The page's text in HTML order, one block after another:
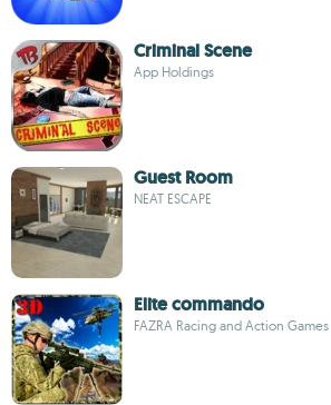
Criminal Scene
App Holdings
Guest Room
NEAT ESCAPE
Elite commando
FAZRA Racing and Action Games